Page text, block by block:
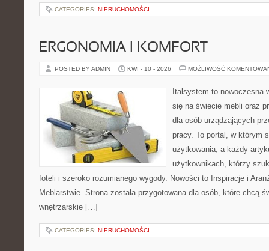
CATEGORIES: NIERUCHOMOŚCI
ERGONOMIA I KOMFORT
POSTED BY ADMIN KWI - 10 - 2026 MOŻLIWOŚĆ
Italsystem to nowoczesna
się na świecie mebli oraz
dla osób urządzających
pracy. To portal, w którym
użytkowania, a każdy
użytkownikach, którzy
foteli i szeroko rozumianego wygody. Nowości to Inspiracje i
Meblarstwie. Strona została przygotowana dla osób, które chcą
wnętrzarskie […]
CATEGORIES: NIERUCHOMOŚCI